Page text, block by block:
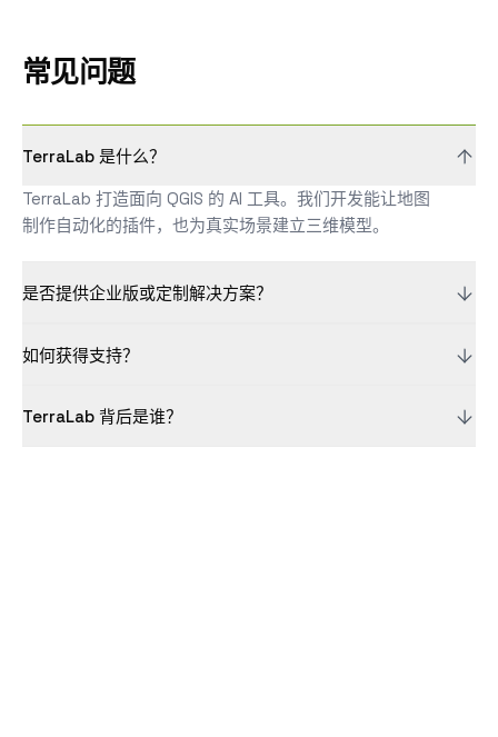
常见问题
TerraLab 是什么？
TerraLab 打造面向 QGIS 的 AI 工具。我们开发能让地图
制作自动化的插件，也为真实场景建立三维模型。
是否提供企业版或定制解决方案？
如何获得支持？
TerraLab 背后是谁？